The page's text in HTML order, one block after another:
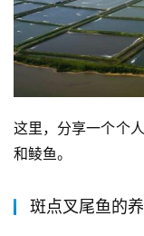
这里，分享一个个
和鲮鱼。
斑点叉尾鱼的